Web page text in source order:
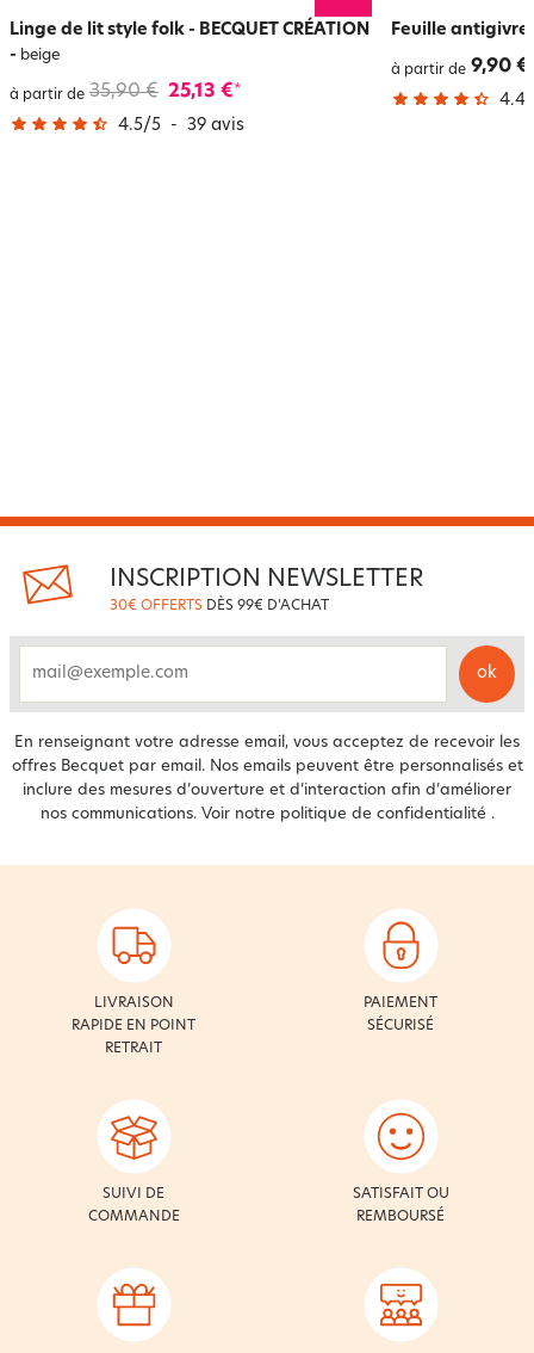
Linge de lit style folk - BECQUET CRÉATION
- beige
à partir de 35,90 € 25,13 €*
4.5/5 - 39 avis
Feuille
à partir de 9,90 €
4.4
INSCRIPTION NEWSLETTER
30€ OFFERTS DÈS 99€ D'ACHAT
ok
En renseignant votre adresse email, vous acceptez de recevoir les
offres Becquet par email. Nos emails peuvent être personnalisés et
inclure des mesures d’ouverture et d’interaction afin d’améliorer
nos communications. Voir notre politique de confidentialité .
LIVRAISON
RAPIDE EN POINT
RETRAIT
PAIEMENT
SÉCURISÉ
SUIVI DE
COMMANDE
SATISFAIT OU
REMBOURSÉ